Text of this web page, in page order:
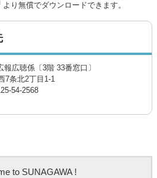
より無償でダウンロードできます。
広聴係〔3階 33番窓口〕
7条北2丁目1-1
54-2568
to SUNAGAWA !